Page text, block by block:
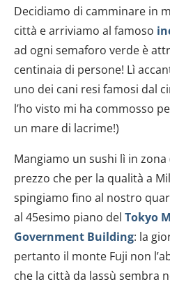
Decidiamo di camminare in
città e arriviamo al famoso
ad ogni semaforo verde è
centinaia di persone! Lì
uno dei cani resi famosi dal
l’ho visto mi ha commosso
un mare di lacrime!)
Mangiamo un sushi lì in
prezzo che per la qualità a
spingiamo fino al nostro
al 45esimo piano del Tokyo
Government Building: la
pertanto il monte Fuji non
che la città da lassù sembra